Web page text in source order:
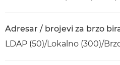
Adresar / brojevi za brzo
LDAP (50)/Lokalno (300)/